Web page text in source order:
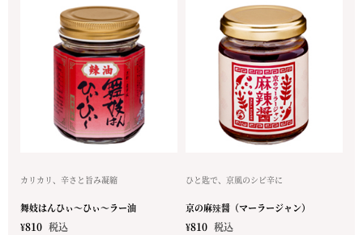
カリカリ、辛さと旨み凝縮
舞妓はんひぃ～ひぃ～ラー油
¥810 税込
ひと匙で、京風のシビ辛に
京の麻辣醤（マーラージャン）
¥810 税込